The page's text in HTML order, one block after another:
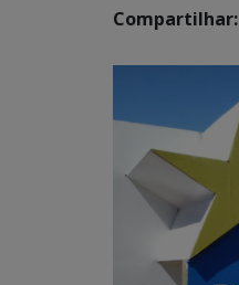
Compartilhar: